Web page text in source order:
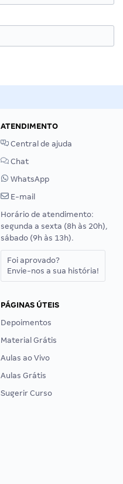
ATENDIMENTO
Central de ajuda
Chat
WhatsApp
E-mail
Horário de atendimento:
segunda a sexta (8h às 20h),
sábado (9h às 13h).
Foi aprovado?
Envie-nos a sua história!
PÁGINAS ÚTEIS
Depoimentos
Material Grátis
Aulas ao Vivo
Aulas Grátis
Sugerir Curso